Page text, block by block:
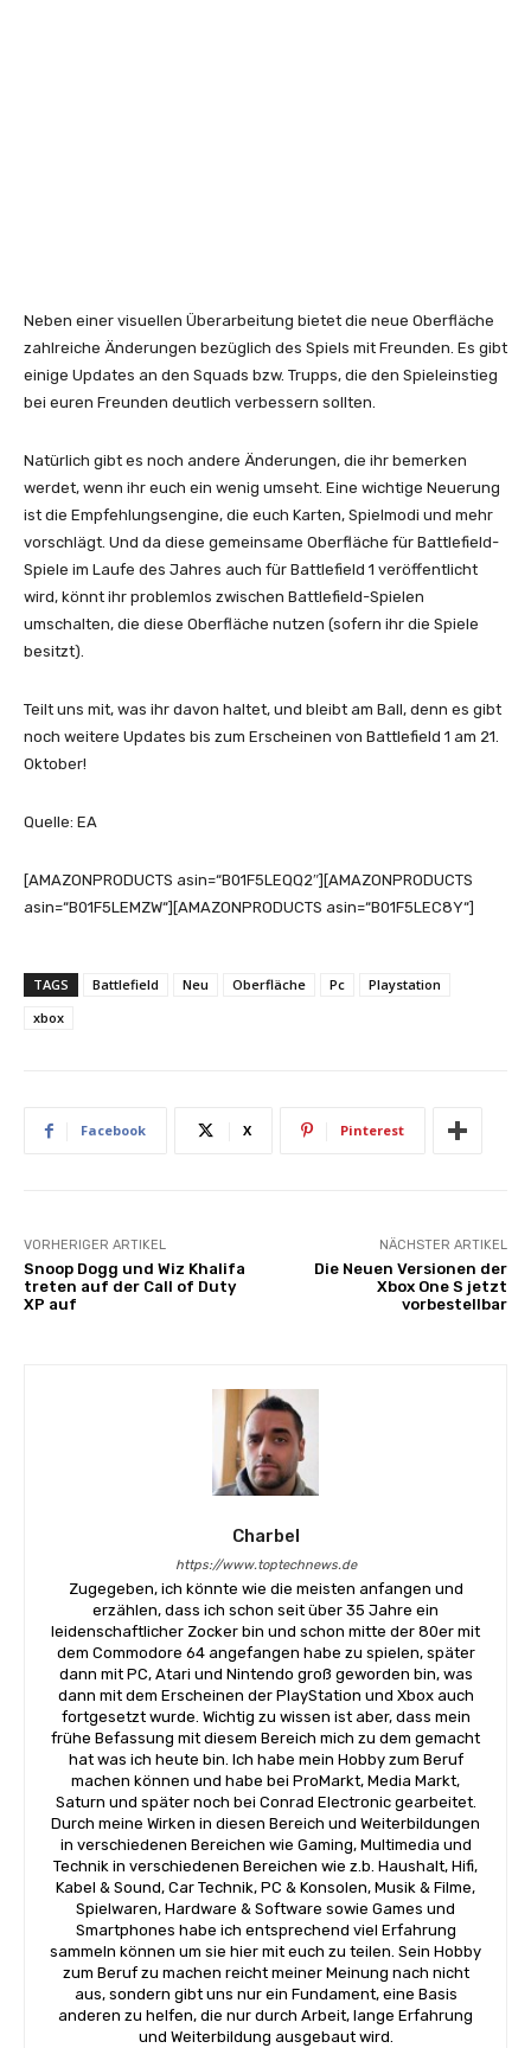
Neben einer visuellen Überarbeitung bietet die neue Oberfläche
zahlreiche Änderungen bezüglich des Spiels mit Freunden. Es gibt
einige Updates an den Squads bzw. Trupps, die den Spieleinstieg
bei euren Freunden deutlich verbessern sollten.
Natürlich gibt es noch andere Änderungen, die ihr bemerken
werdet, wenn ihr euch ein wenig umseht. Eine wichtige Neuerung
ist die Empfehlungsengine, die euch Karten, Spielmodi und mehr
vorschlägt. Und da diese gemeinsame Oberfläche für Battlefield-
Spiele im Laufe des Jahres auch für Battlefield 1 veröffentlicht
wird, könnt ihr problemlos zwischen Battlefield-Spielen
umschalten, die diese Oberfläche nutzen (sofern ihr die Spiele
besitzt).
Teilt uns mit, was ihr davon haltet, und bleibt am Ball, denn es gibt
noch weitere Updates bis zum Erscheinen von Battlefield 1 am 21.
Oktober!
Quelle: EA
[AMAZONPRODUCTS asin=“B01F5LEQQ2″][AMAZONPRODUCTS
asin=“B01F5LEMZW“][AMAZONPRODUCTS asin=“B01F5LEC8Y“]
TAGS Battlefield Neu Oberfläche Pc
Playstation
xbox
Facebook X Pinterest
VORHERIGER ARTIKEL
Snoop Dogg und Wiz Khalifa
treten auf der Call of Duty
XP auf
NÄCHSTER ARTIKEL
Die Neuen Versionen der
Xbox One S jetzt
vorbestellbar
Charbel
https://www.toptechnews.de
Zugegeben, ich könnte wie die meisten anfangen und
erzählen, dass ich schon seit über 35 Jahre ein
leidenschaftlicher Zocker bin und schon mitte der 80er mit
dem Commodore 64 angefangen habe zu spielen, später
dann mit PC, Atari und Nintendo groß geworden bin, was
dann mit dem Erscheinen der PlayStation und Xbox auch
fortgesetzt wurde. Wichtig zu wissen ist aber, dass mein
frühe Befassung mit diesem Bereich mich zu dem gemacht
hat was ich heute bin. Ich habe mein Hobby zum Beruf
machen können und habe bei ProMarkt, Media Markt,
Saturn und später noch bei Conrad Electronic gearbeitet.
Durch meine Wirken in diesen Bereich und Weiterbildungen
in verschiedenen Bereichen wie Gaming, Multimedia und
Technik in verschiedenen Bereichen wie z.b. Haushalt, Hifi,
Kabel & Sound, Car Technik, PC & Konsolen, Musik & Filme,
Spielwaren, Hardware & Software sowie Games und
Smartphones habe ich entsprechend viel Erfahrung
sammeln können um sie hier mit euch zu teilen. Sein Hobby
zum Beruf zu machen reicht meiner Meinung nach nicht
aus, sondern gibt uns nur ein Fundament, eine Basis
anderen zu helfen, die nur durch Arbeit, lange Erfahrung
und Weiterbildung ausgebaut wird.